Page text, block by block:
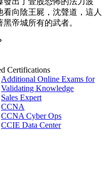
向陰王屍，沈聲道，這人
帝城所有的武者。
Certifications
Additional Online Exams for
Validating Knowledge
Sales Expert
CCNA
CCNA Cyber Ops
CCIE Data Center